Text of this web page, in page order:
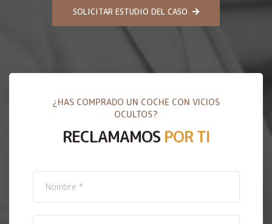
SOLICITAR ESTUDIO DEL CASO
¿HAS COMPRADO UN COCHE CON VICIOS
OCULTOS?
RECLAMAMOS POR TI